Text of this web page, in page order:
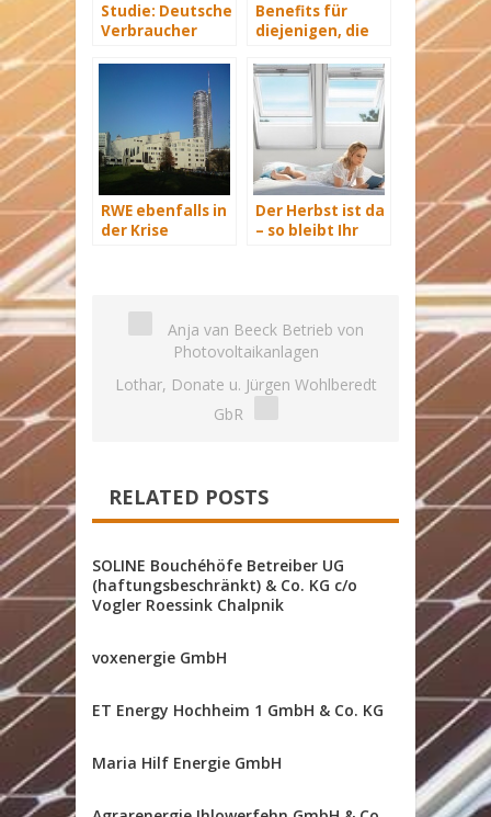
Studie: Deutsche
Verbraucher
Hunderte Euro
an Heizkosten
Benefits für
diejenigen, die
sanieren
RWE ebenfalls in
der Krise
Der Herbst ist da
– so bleibt Ihr
Anja van Beeck Betrieb von
Photovoltaikanlagen
Lothar, Donate u. Jürgen Wohlberedt
GbR
RELATED POSTS
SOLINE Bouchéhöfe Betreiber UG
(haftungsbeschränkt) & Co. KG c/o
Vogler Roessink Chalpnik
voxenergie GmbH
ET Energy Hochheim 1 GmbH & Co. KG
Maria Hilf Energie GmbH